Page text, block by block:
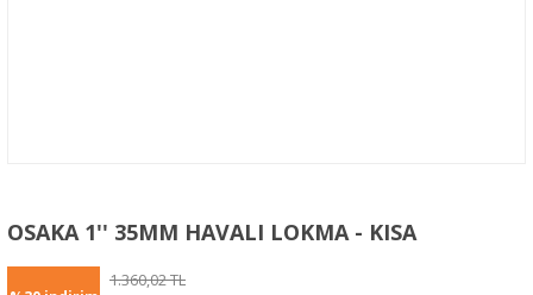
OSAKA 1'' 35MM HAVALI LOKMA - KISA
1.360,02 TL